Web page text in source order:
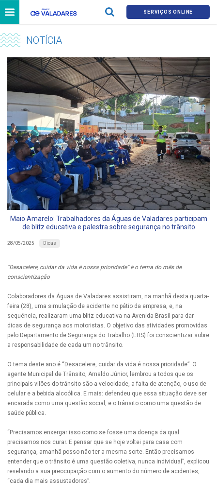
SERVIÇOS ONLINE
NOTÍCIA
Maio Amarelo: Trabalhadores da Águas de Valadares participam
de blitz educativa e palestra sobre segurança no trânsito
28/05/2025 Dicas
“Desacelere, cuidar da vida é nossa prioridade” é o tema do mês de
conscientização
Colaboradores da Águas de Valadares assistiram, na manhã desta quarta-
feira (28), uma simulação de acidente no pátio da empresa, e, na
sequência, realizaram uma blitz educativa na Avenida Brasil para dar
dicas de segurança aos motoristas. O objetivo das atividades promovidas
pelo Departamento de Segurança do Trabalho (EHS) foi conscientizar sobre
a responsabilidade de cada um no trânsito.
O tema deste ano é “Desacelere, cuidar da vida é nossa prioridade”. O
agente Municipal de Trânsito, Arnaldo Júnior, lembrou a todos que os
principais vilões do trânsito são a velocidade, a falta de atenção, o uso de
celular e a bebida alcoólica. E mais: defendeu que essa situação deve ser
encarada como uma questão social, e o trânsito como uma questão de
saúde pública.
“Precisamos enxergar isso como se fosse uma doença da qual
precisamos nos curar. E pensar que se hoje voltei para casa com
segurança, amanhã posso não ter a mesma sorte. Então precisamos
entender que o trânsito é uma questão coletiva, nunca individual”, explicou
revelando a sua preocupação com o aumento do número de acidentes,
“cada dia mais assustadores”.